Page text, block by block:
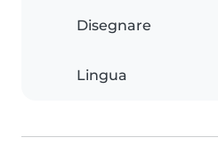
Disegnare
Lingua